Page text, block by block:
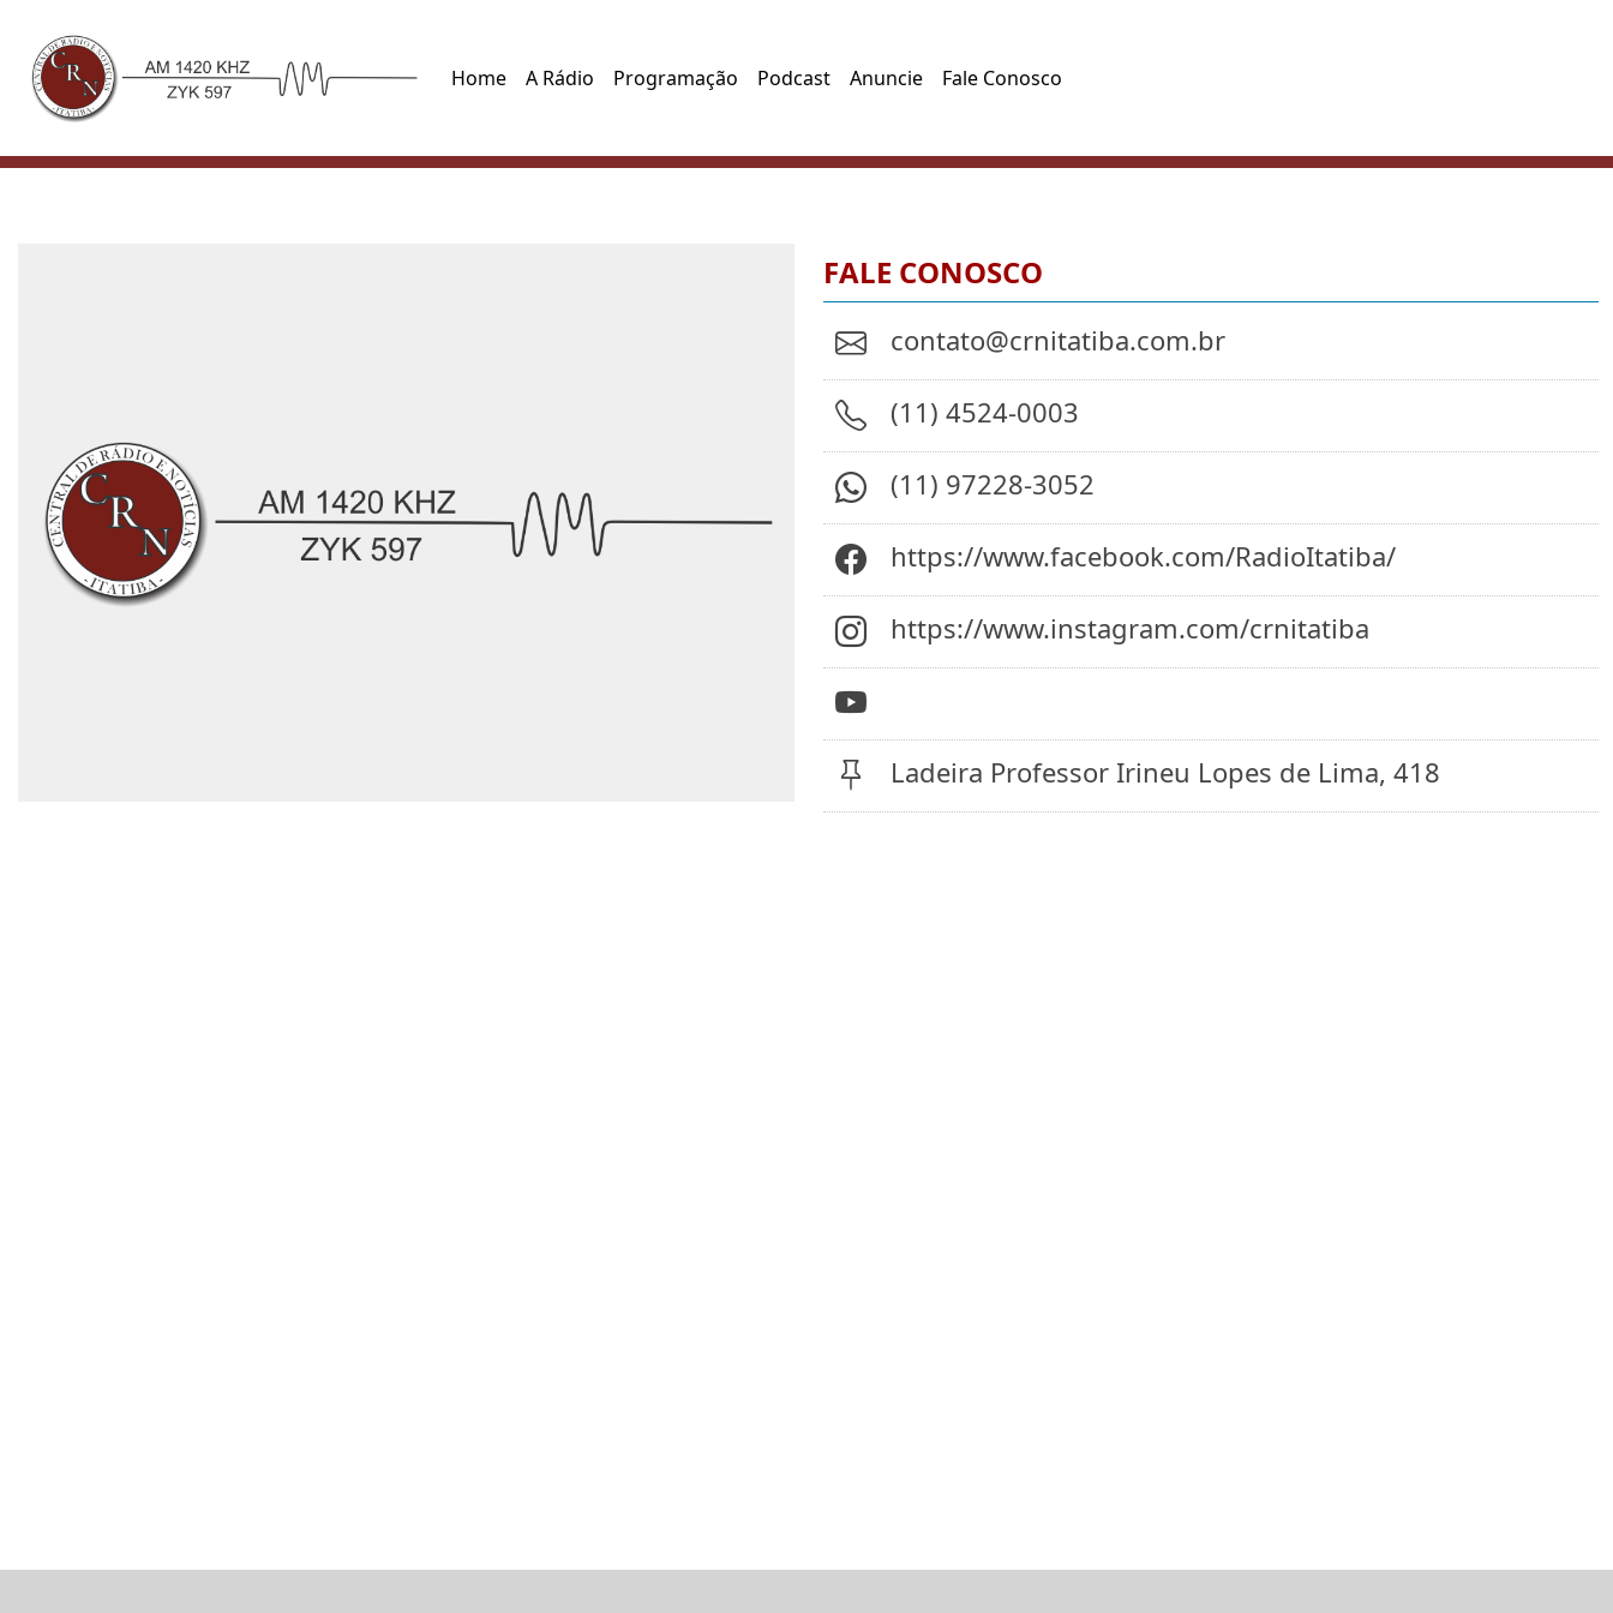
Home A Rádio Programação Podcast Anuncie Fale Conosco
FALE CONOSCO
contato@crnitatiba.com.br
(11) 4524-0003
(11) 97228-3052
https://www.facebook.com/RadioItatiba/
https://www.instagram.com/crnitatiba
Ladeira Professor Irineu Lopes de Lima, 418